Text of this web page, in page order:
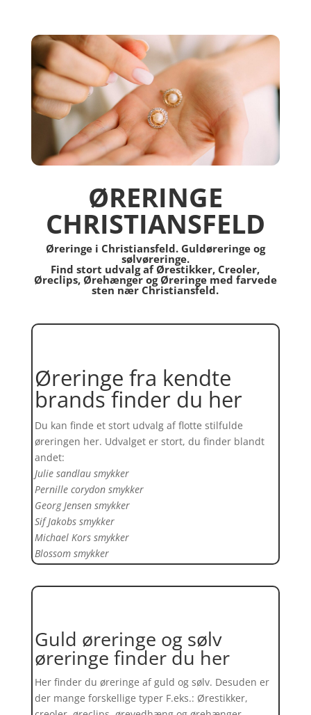
ØRERINGE
CHRISTIANSFELD
Øreringe i Christiansfeld. Guldøreringe og
sølvøreringe.
Find stort udvalg af Ørestikker, Creoler,
Øreclips, Ørehænger og Øreringe med farvede
sten nær Christiansfeld.
Øreringe fra kendte
brands finder du her
Du kan finde et stort udvalg af flotte stilfulde
øreringen her. Udvalget er stort, du finder blandt
andet:
Julie sandlau smykker
Pernille corydon smykker
Georg Jensen smykker
Sif Jakobs smykker
Michael Kors smykker
Blossom smykker
Guld øreringe og sølv
øreringe finder du her
Her finder du øreringe af guld og sølv. Desuden er
der mange forskellige typer F.eks.: Ørestikker,